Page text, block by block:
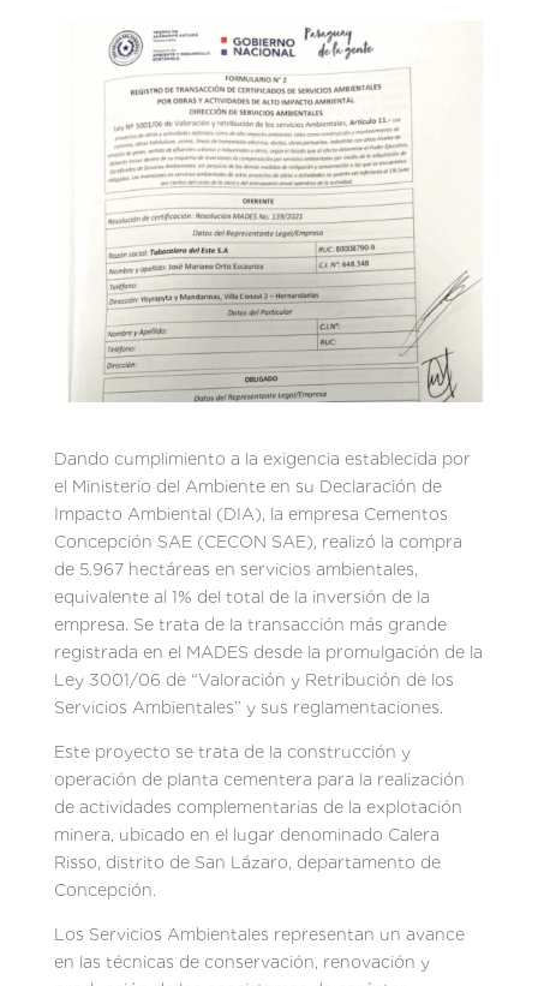
Dando cumplimiento a la exigencia establecida por
el Ministerio del Ambiente en su Declaración de
Impacto Ambiental (DIA), la empresa Cementos
Concepción SAE (CECON SAE), realizó la compra
de 5.967 hectáreas en servicios ambientales,
equivalente al 1% del total de la inversión de la
empresa. Se trata de la transacción más grande
registrada en el MADES desde la promulgación de la
Ley 3001/06 de “Valoración y Retribución de los
Servicios Ambientales” y sus reglamentaciones.
Este proyecto se trata de la construcción y
operación de planta cementera para la realización
de actividades complementarias de la explotación
minera, ubicado en el lugar denominado Calera
Risso, distrito de San Lázaro, departamento de
Concepción.
Los Servicios Ambientales representan un avance
en las técnicas de conservación, renovación y